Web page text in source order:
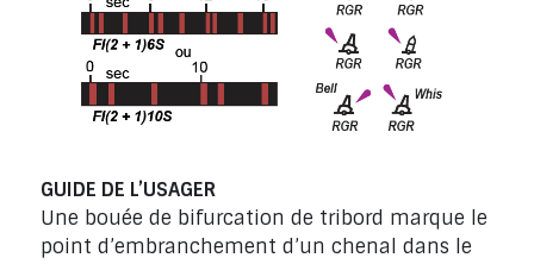
GUIDE DE L’USAGER
Une bouée de bifurcation de tribord marque le
point d’embranchement d’un chenal dans le